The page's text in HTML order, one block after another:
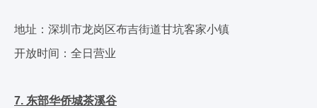
地址：深圳市龙岗区布吉街道甘坑客家小镇
开放时间：全日营业
7. 东部华侨城茶溪谷